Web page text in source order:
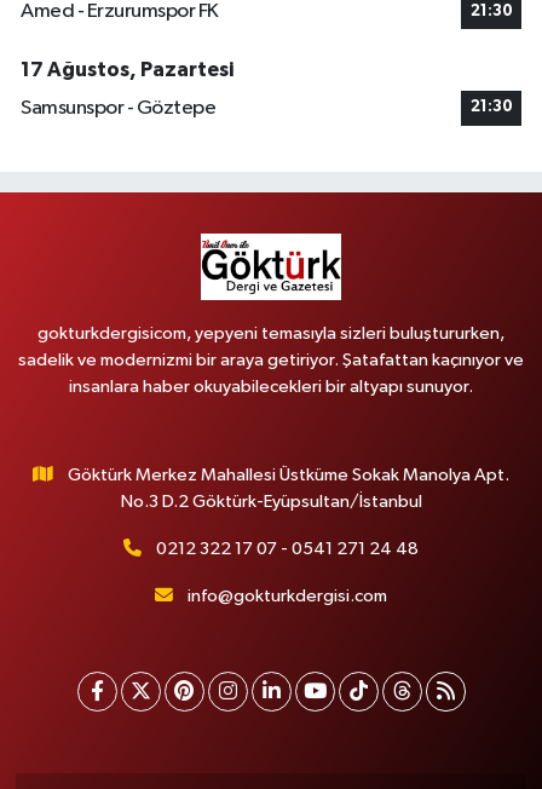
Amed - Erzurumspor FK 21:30
17 Ağustos, Pazartesi
Samsunspor - Göztepe
21:30
gokturkdergisicom, yepyeni temasıyla sizleri buluştururken,
sadelik ve modernizmi bir araya getiriyor. Şatafattan kaçınıyor ve
insanlara haber okuyabilecekleri bir altyapı sunuyor.
Göktürk Merkez Mahallesi Üstküme Sokak Manolya Apt.
No.3 D.2 Göktürk-Eyüpsultan/İstanbul
0212 322 17 07 - 0541 271 24 48
info@gokturkdergisi.com